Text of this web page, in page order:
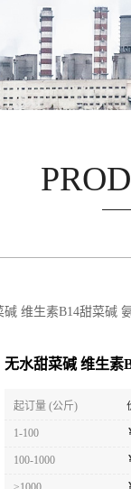
碱 维生素B14甜菜碱
无水甜菜碱 维生素
起订量 (公斤)
1-100
100-1000